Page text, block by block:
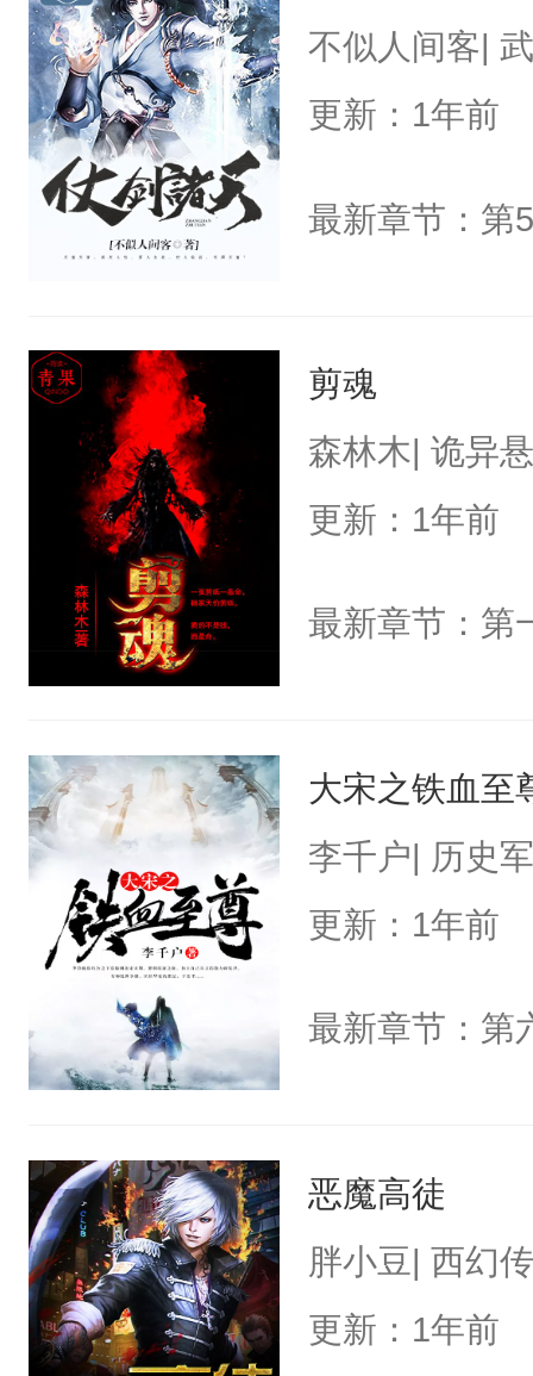
不似人间客|
更新：1年前
最新章节：第
剪魂
森林木| 诡异
更新：1年前
最新章节：第
大宋之铁血至
李千户| 历史
更新：1年前
最新章节：第
恶魔高徒
胖小豆| 西幻
更新：1年前